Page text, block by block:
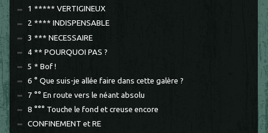
1 ***** VERTIGINEUX
2 **** INDISPENSABLE
3 *** NECESSAIRE
4 ** POURQUOI PAS ?
5 * Bof !
6 ° Que suis-je allée faire dans cette galère ?
7 °° En route vers le néant absolu
8 °°° Touche le fond et creuse encore
CONFINEMENT et RE